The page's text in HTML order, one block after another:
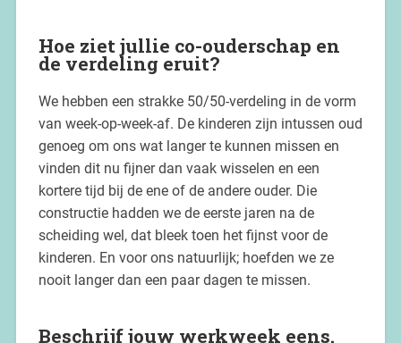
Hoe ziet jullie co-ouderschap en
de verdeling eruit?
We hebben een strakke 50/50-verdeling in de vorm
van week-op-week-af. De kinderen zijn intussen oud
genoeg om ons wat langer te kunnen missen en
vinden dit nu fijner dan vaak wisselen en een
kortere tijd bij de ene of de andere ouder. Die
constructie hadden we de eerste jaren na de
scheiding wel, dat bleek toen het fijnst voor de
kinderen. En voor ons natuurlijk; hoefden we ze
nooit langer dan een paar dagen te missen.
Beschrijf jouw werkweek eens.